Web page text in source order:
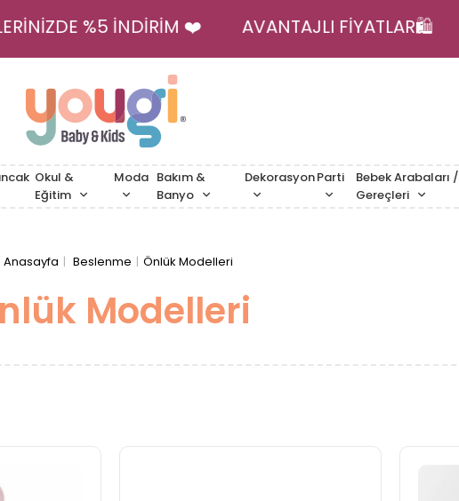
%5 İNDİRİM ❤️ AVANTAJLI FİYATLAR🛍️
Okul &
Eğitim
Moda Bakım &
Banyo
DekorasyonParti
Bebek Arabaları /
Gereçleri
Anasayfa Beslenme Önlük Modelleri
Modelleri